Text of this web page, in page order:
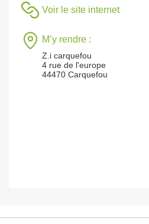
Voir le site internet
M’y rendre :
Z.i carquefou
4 rue de l'europe
44470 Carquefou